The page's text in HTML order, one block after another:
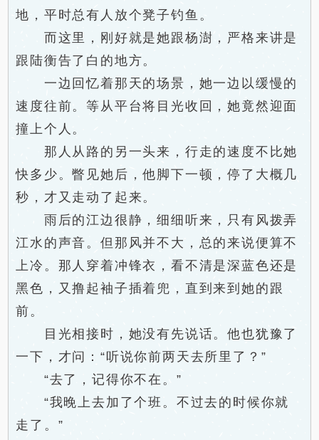
地，平时总有人放个凳子钓鱼。
而这里，刚好就是她跟杨澍，严格来讲是
跟陆衡告了白的地方。
一边回忆着那天的场景，她一边以缓慢的
速度往前。等从平台将目光收回，她竟然迎面
撞上个人。
那人从路的另一头来，行走的速度不比她
快多少。瞥见她后，他脚下一顿，停了大概几
秒，才又走动了起来。
雨后的江边很静，细细听来，只有风拨弄
江水的声音。但那风并不大，总的来说便算不
上冷。那人穿着冲锋衣，看不清是深蓝色还是
黑色，又撸起袖子插着兜，直到来到她的跟
前。
目光相接时，她没有先说话。他也犹豫了
一下，才问：“听说你前两天去所里了？”
“去了，记得你不在。”
“我晚上去加了个班。不过去的时候你就
走了。”